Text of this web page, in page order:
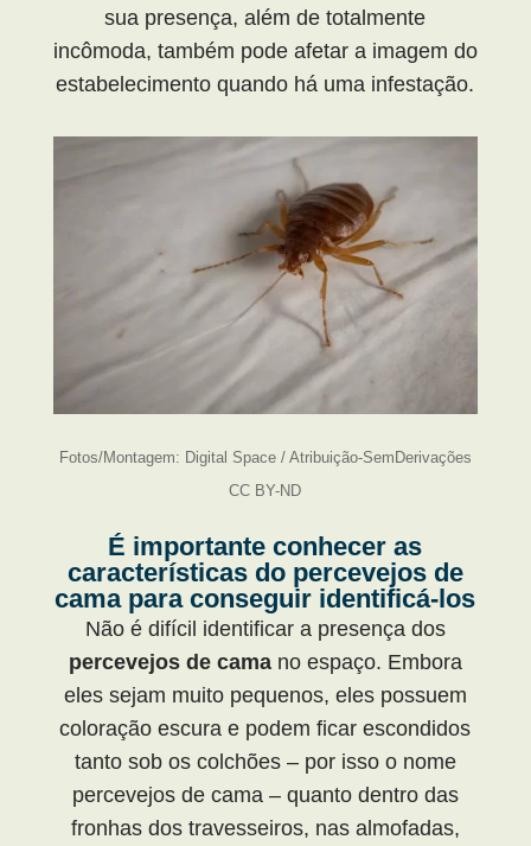
sua presença, além de totalmente
incômoda, também pode afetar a imagem do
estabelecimento quando há uma infestação.
Fotos/Montagem: Digital Space / Atribuição-SemDerivações
CC BY-ND
É importante conhecer as
características do percevejos de
cama para conseguir identificá-los
Não é difícil identificar a presença dos
percevejos de cama no espaço. Embora
eles sejam muito pequenos, eles possuem
coloração escura e podem ficar escondidos
tanto sob os colchões – por isso o nome
percevejos de cama – quanto dentro das
fronhas dos travesseiros, nas almofadas,